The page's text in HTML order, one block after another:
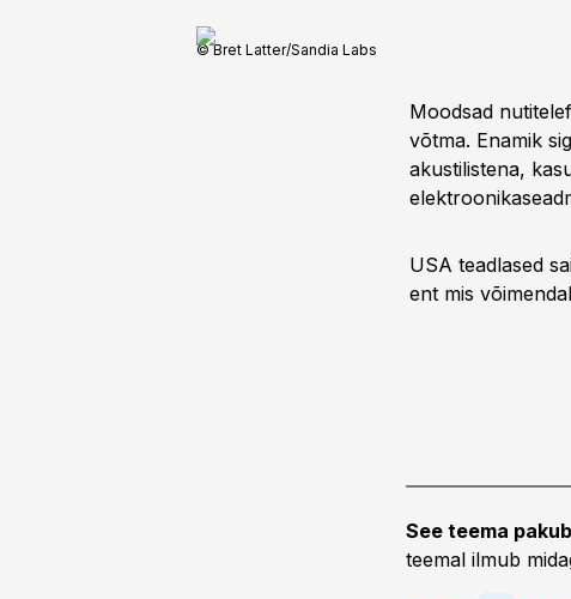
© Bret Latter/Sandia Labs
Moodsad
võtma. Enamik
akustilistena,
USA teadlased
ent mis
See teema
teemal ilmub